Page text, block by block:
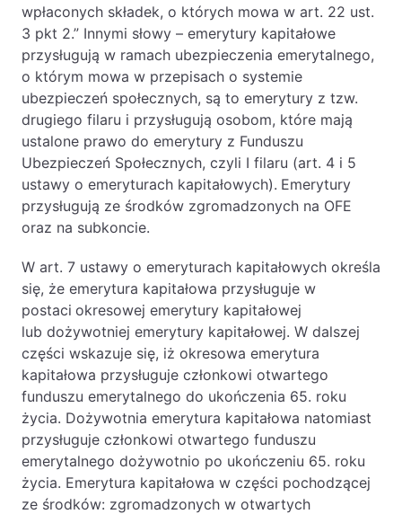
wpłaconych składek, o których mowa w art. 22 ust.
3 pkt 2.” Innymi słowy – emerytury kapitałowe
przysługują w ramach ubezpieczenia emerytalnego,
o którym mowa w przepisach o systemie
ubezpieczeń społecznych, są to emerytury z tzw.
drugiego filaru i przysługują osobom, które mają
ustalone prawo do emerytury z Funduszu
Ubezpieczeń Społecznych, czyli I filaru (art. 4 i 5
ustawy o emeryturach kapitałowych). Emerytury
przysługują ze środków zgromadzonych na OFE
oraz na subkoncie.
W art. 7 ustawy o emeryturach kapitałowych określa
się, że emerytura kapitałowa przysługuje w
postaci okresowej emerytury kapitałowej
lub dożywotniej emerytury kapitałowej. W dalszej
części wskazuje się, iż okresowa emerytura
kapitałowa przysługuje członkowi otwartego
funduszu emerytalnego do ukończenia 65. roku
życia. Dożywotnia emerytura kapitałowa natomiast
przysługuje członkowi otwartego funduszu
emerytalnego dożywotnio po ukończeniu 65. roku
życia. Emerytura kapitałowa w części pochodzącej
ze środków: zgromadzonych w otwartych